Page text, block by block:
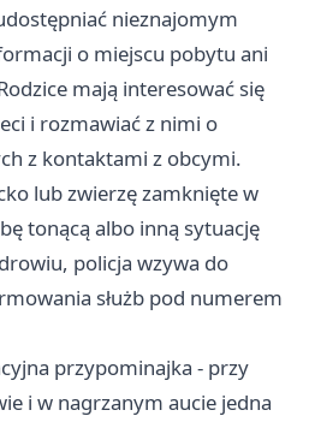
nieznajomym
o miejscu pobytu ani
mają interesować się
i rozmawiać z nimi o
z kontaktami z obcymi.
lub zwierzę zamknięte w
tonącą albo inną sytuację
policja wzywa do
służb pod numerem
przypominajka - przy
i w nagrzanym aucie jedna